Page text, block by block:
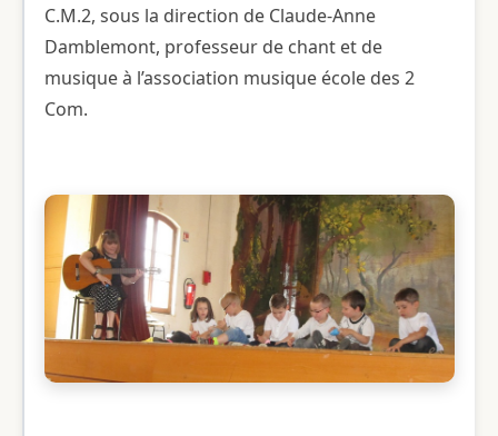
C.M.2, sous la direction de Claude-Anne
Damblemont, professeur de chant et de
musique à l’association musique école des 2
Com.